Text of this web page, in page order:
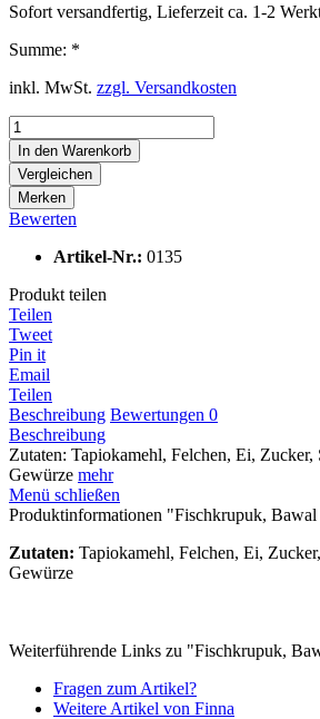
Sofort versandfertig, Lieferzeit ca. 1-2
Summe: *
inkl. MwSt. zzgl. Versandkosten
In den Warenkorb
Vergleichen
Merken
Bewerten
Artikel-Nr.: 0135
Produkt teilen
Teilen
Tweet
Pin it
Email
Teilen
Beschreibung Bewertungen 0
Beschreibung
Zutaten: Tapiokamehl, Felchen, Ei, Zucker,
Gewürze mehr
Menü schließen
Produktinformationen "Fischkrupuk,
Zutaten: Tapiokamehl, Felchen, Ei,
Gewürze
Weiterführende Links zu "Fischkrupuk,
Fragen zum Artikel?
Weitere Artikel von Finna